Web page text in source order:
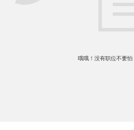
哦哦！没有职位不要